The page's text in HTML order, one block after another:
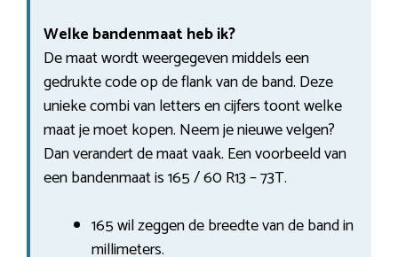
Welke bandenmaat heb ik?
De maat wordt weergegeven middels een
gedrukte code op de flank van de band. Deze
unieke combi van letters en cijfers toont welke
maat je moet kopen. Neem je nieuwe velgen?
Dan verandert de maat vaak. Een voorbeeld van
een bandenmaat is 165 / 60 R13 – 73T.
165 wil zeggen de breedte van de band in
millimeters.